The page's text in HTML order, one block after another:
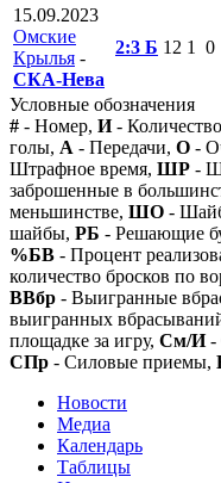
15.09.2023
Омские
Крылья -
СКА-Нева
2:3 Б 12 1 0
Условные обозначения
# - Номер, И-
голы, А - Передачи, О -
Штрафное время, ШР -
заброшенные в
меньшинстве, ШО -
шайбы, РБ - Решающие
%БВ - Процент
количество бросков по
ВВбр - Выигранные
выигранных
площадке за игру, См/И-
СПр - Силовые приемы,
Новости
Медиа
Календарь
Таблицы